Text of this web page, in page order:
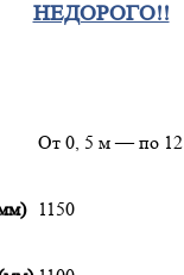
НЕДОРОГО!!
От 0, 5 м — по 12
1150